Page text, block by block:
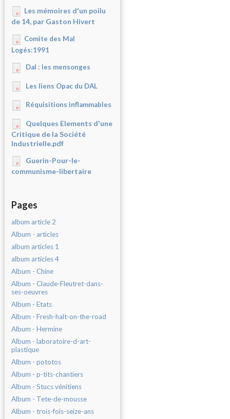
Les mémoires d'un poilu
de 14, par Gaston Hivert
Comite des Mal
Logés:1991
Dal : les mensonges
Les liens Opac du DAL
Réquisitions inflammables
Quelques Elements d'une
Critique de la Société
Industrielle.pdf
Guerin-Pour-le-
communisme-libertaire
Pages
album article 2
Album - articles
album articles 1
album articles 4
Album - Chine
Album - Claude-Fleutret-dans-
ses-oeuvres
Album - Etats
Album - Fresh-halt-on-the-road
Album - Hermine
Album - laboratoire-d-art-
plastique
Album - pototos
Album - p-tits-chantiers
Album - Stucs vénitiens
Album - Tete-de-mousse
Album - trois-fois-seize-ans